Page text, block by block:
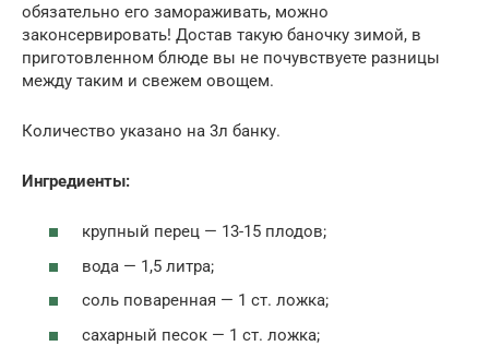
обязательно его замораживать, можно
законсервировать! Достав такую баночку зимой, в
приготовленном блюде вы не почувствуете разницы
между таким и свежем овощем.
Количество указано на 3л банку.
Ингредиенты:
крупный перец — 13-15 плодов;
вода — 1,5 литра;
соль поваренная — 1 ст. ложка;
сахарный песок — 1 ст. ложка;